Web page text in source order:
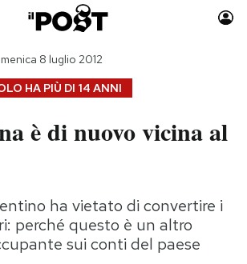
Auto
Moda
Storie/Idee
Ok Boomer!
Media
HA PIÙ DI 14 ANNI
8 luglio 2012
è di nuovo vicina al
ha vietato di convertire i
perché questo è un altro
sui conti del paese